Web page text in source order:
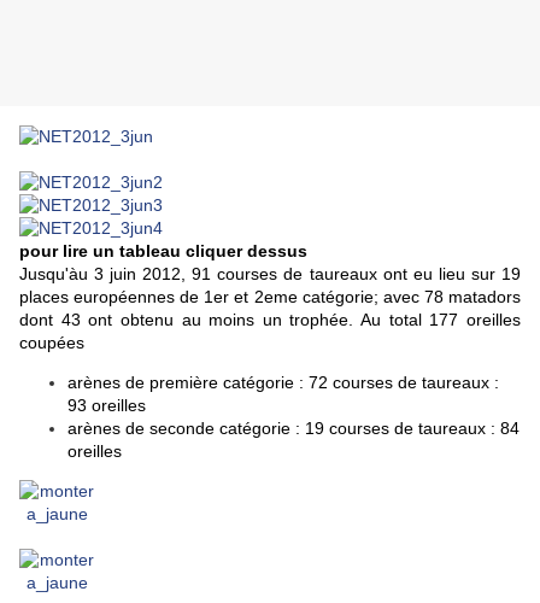
pour lire un tableau cliquer dessus
Jusqu'àu 3 juin 2012, 91 courses de taureaux ont eu lieu sur 19
places européennes de 1er et 2eme catégorie; avec 78 matadors
dont 43 ont obtenu au moins un trophée. Au total 177 oreilles
coupées
arènes de première catégorie : 72 courses de taureaux :
93 oreilles
arènes de seconde catégorie : 19 courses de taureaux : 84
oreilles